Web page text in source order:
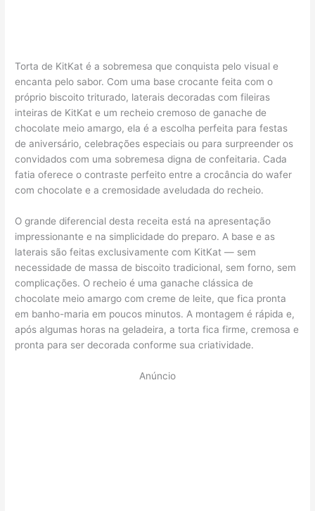
Torta de KitKat é a sobremesa que conquista pelo visual e
encanta pelo sabor. Com uma base crocante feita com o
próprio biscoito triturado, laterais decoradas com fileiras
inteiras de KitKat e um recheio cremoso de ganache de
chocolate meio amargo, ela é a escolha perfeita para festas
de aniversário, celebrações especiais ou para surpreender os
convidados com uma sobremesa digna de confeitaria. Cada
fatia oferece o contraste perfeito entre a crocância do wafer
com chocolate e a cremosidade aveludada do recheio.
O grande diferencial desta receita está na apresentação
impressionante e na simplicidade do preparo. A base e as
laterais são feitas exclusivamente com KitKat — sem
necessidade de massa de biscoito tradicional, sem forno, sem
complicações. O recheio é uma ganache clássica de
chocolate meio amargo com creme de leite, que fica pronta
em banho-maria em poucos minutos. A montagem é rápida e,
após algumas horas na geladeira, a torta fica firme, cremosa e
pronta para ser decorada conforme sua criatividade.
Anúncio